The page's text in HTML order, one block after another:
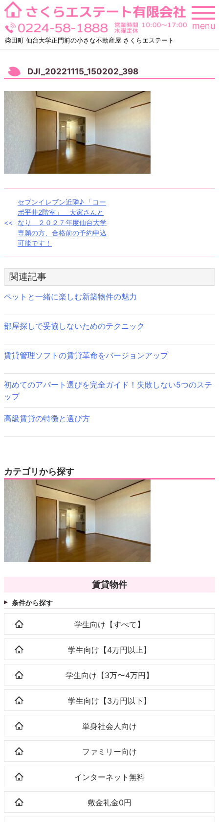
Skip
to
content
柴田町 仙台大学正門前の小さな不動産屋 さくらエステート
menu
DJI_20221115_150202_398
稿
ビ
ゲ
ー
ョ
ン
セブンイレブン近隣♪ 「コー
ポ平井2階室」 大家さんと
なり ２０２７年度仙台大学
専願の方、合格前の予約申込
可能です！
関連記事
ペットと一緒に楽しむ新築物件の魅力
部屋探しで妥協しないためのテクニック
賃貸管理ソフトの賃貸革命をバージョンアップ
初めてのアパート選びを完全ガイド！失敗しない5つのステ
ップ
高級賃貸の特徴と選び方
カテゴリから探す
賃貸物件
条件から探す
学生向け【すべて】
学生向け【4万円以上】
学生向け【3万〜4万円】
学生向け【3万円以下】
単身社会人向け
ファミリー向け
インターネット無料
敷金礼金0円